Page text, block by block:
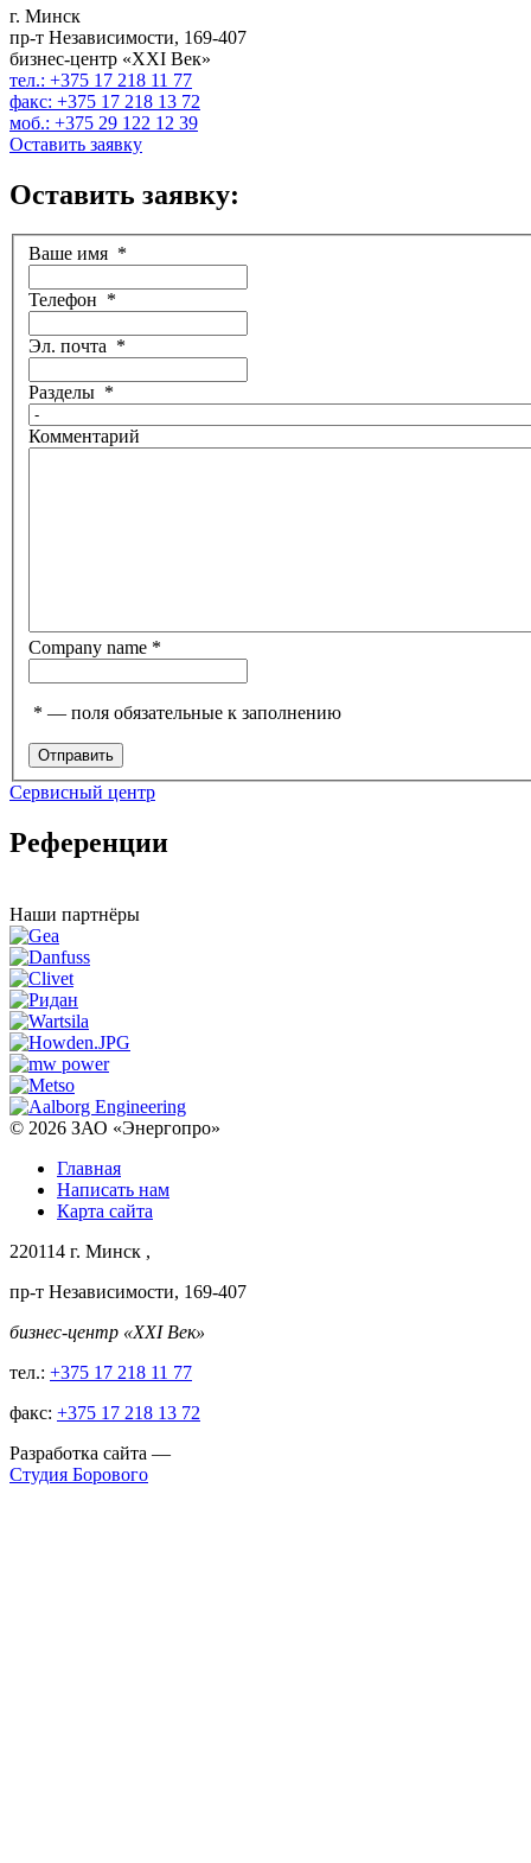
г. Минск
пр-т Независимости, 169-407
бизнес-центр «XXI Век»
тел.: +375 17 218 11 77
факс: +375 17 218 13 72
моб.: +375 29 122 12 39
Оставить заявку
Оставить заявку:
Ваше имя *
Телефон *
Эл. почта *
Разделы *
Комментарий
Company name *
* — поля обязательные к заполнению
Сервисный центр
Референции
Наши партнёры
© 2026 ЗАО «Энергопро»
Главная
Написать нам
Карта сайта
220114 г. Минск ,
пр-т Независимости, 169-407
бизнес-центр «XXI Век»
тел.: +375 17 218 11 77
факс: +375 17 218 13 72
Разработка сайта —
Студия Борового